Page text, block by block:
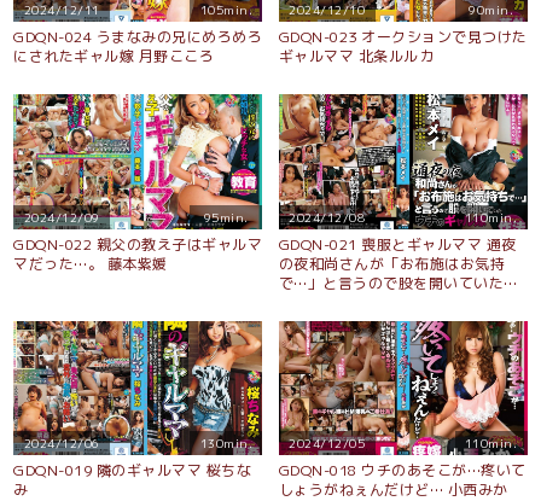
2024/12/11 105min.
GDQN-024 うまなみの兄にめろめろ
にされたギャル嫁 月野こころ
2024/12/10 90min.
GDQN-023 オークションで見つけた
ギャルママ 北条ルルカ
2024/12/09 95min.
GDQN-022 親父の教え子はギャルマ
マだった…。 藤本紫媛
2024/12/08 110min.
GDQN-021 喪服とギャルママ 通夜
の夜和尚さんが「お布施はお気持
で…」と言うので股を開いていたウ
2024/12/06 130min.
GDQN-019 隣のギャルママ 桜ちな
み
2024/12/05 110min.
GDQN-018 ウチのあそこが…疼いて
しょうがねぇんだけど… 小西みか